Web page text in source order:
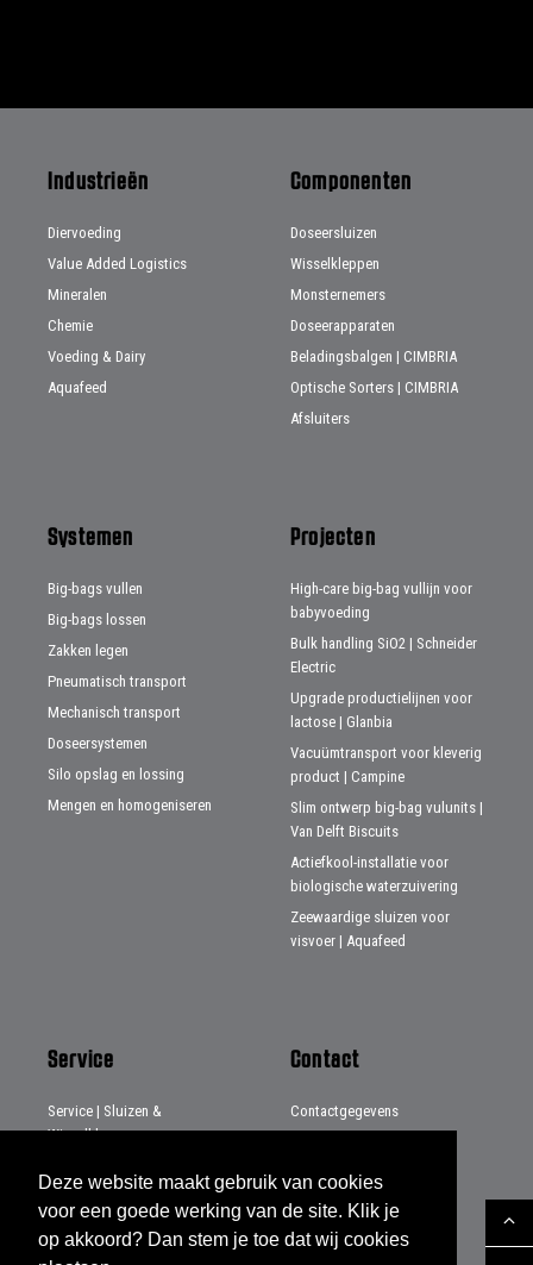
Deze website maakt gebruik van cookies
voor een goede werking van de site. Klik je
op akkoord? Dan stem je toe dat wij cookies
Industrieën
Diervoeding
Value Added Logistics
Mineralen
Chemie
Voeding & Dairy
Aquafeed
Componenten
Doseersluizen
Wisselkleppen
Monsternemers
Doseerapparaten
Beladingsbalgen | CIMBRIA
Optische Sorters | CIMBRIA
Afsluiters
Systemen
Big-bags vullen
Big-bags lossen
Zakken legen
Pneumatisch transport
Mechanisch transport
Doseersystemen
Silo opslag en lossing
Mengen en homogeniseren
Projecten
High-care big-bag vullijn voor
babyvoeding
Bulk handling SiO2 | Schneider
Electric
Upgrade productielijnen voor
lactose | Glanbia
Vacuümtransport voor kleverig
product | Campine
Slim ontwerp big-bag vulunits |
Van Delft Biscuits
Actiefkool-installatie voor
biologische waterzuivering
Zeewaardige sluizen voor
visvoer | Aquafeed
Service
Service | Sluizen &
Wisselkleppen
Contact
Contactgegevens